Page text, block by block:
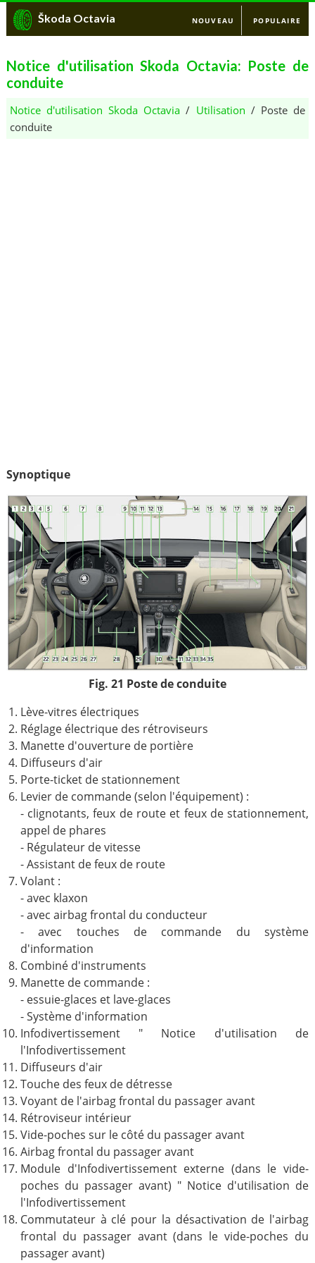
Škoda Octavia NOUVEAU POPULAIRE
Notice d'utilisation Skoda Octavia: Poste de
conduite
Notice d'utilisation Skoda Octavia / Utilisation / Poste de
conduite
Synoptique
Fig. 21 Poste de conduite
Lève-vitres électriques
Réglage électrique des rétroviseurs
Manette d'ouverture de portière
Diffuseurs d'air
Porte-ticket de stationnement
Levier de commande (selon l'équipement) :
- clignotants, feux de route et feux de stationnement,
appel de phares
- Régulateur de vitesse
- Assistant de feux de route
Volant :
- avec klaxon
- avec airbag frontal du conducteur
- avec touches de commande du système
d'information
Combiné d'instruments
Manette de commande :
- essuie-glaces et lave-glaces
- Système d'information
Infodivertissement " Notice d'utilisation de
l'Infodivertissement
Diffuseurs d'air
Touche des feux de détresse
Voyant de l'airbag frontal du passager avant
Rétroviseur intérieur
Vide-poches sur le côté du passager avant
Airbag frontal du passager avant
Module d'Infodivertissement externe (dans le vide-
poches du passager avant) " Notice d'utilisation de
l'Infodivertissement
Commutateur à clé pour la désactivation de l'airbag
frontal du passager avant (dans le vide-poches du
passager avant)